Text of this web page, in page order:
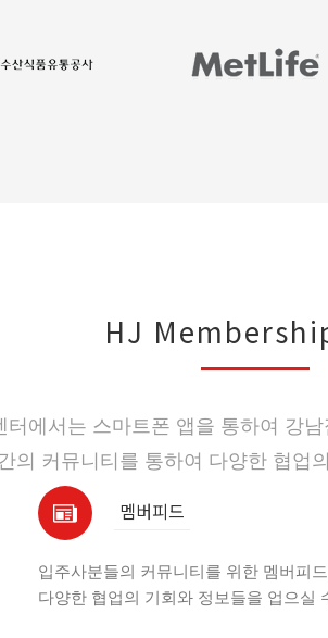
HJ
터에서는 스마트폰 앱을 통하여 강
의 커뮤니티를 통하여 다양한 협업
멤버피드
입주사분들의 커뮤니티를 위한 멤버피
다양한 협업의 기회와 정보들을 업으실